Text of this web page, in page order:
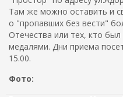
Там же можно оставить и
о "пропавших без вести"
Отечества или тех, кто
медалями. Дни приема
15.00.
Фото: